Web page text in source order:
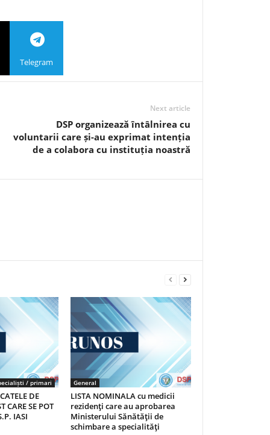
Telegram
Next article
DSP organizează întâlnirea cu
voluntarii care și-au exprimat intenția
de a colabora cu instituția noastră
/ primari
DE
CARE SE POT
IASI
General
LISTA NOMINALA cu medicii
rezidenţi care au aprobarea
Ministerului Sănătăţii de
schimbare a specialităţi